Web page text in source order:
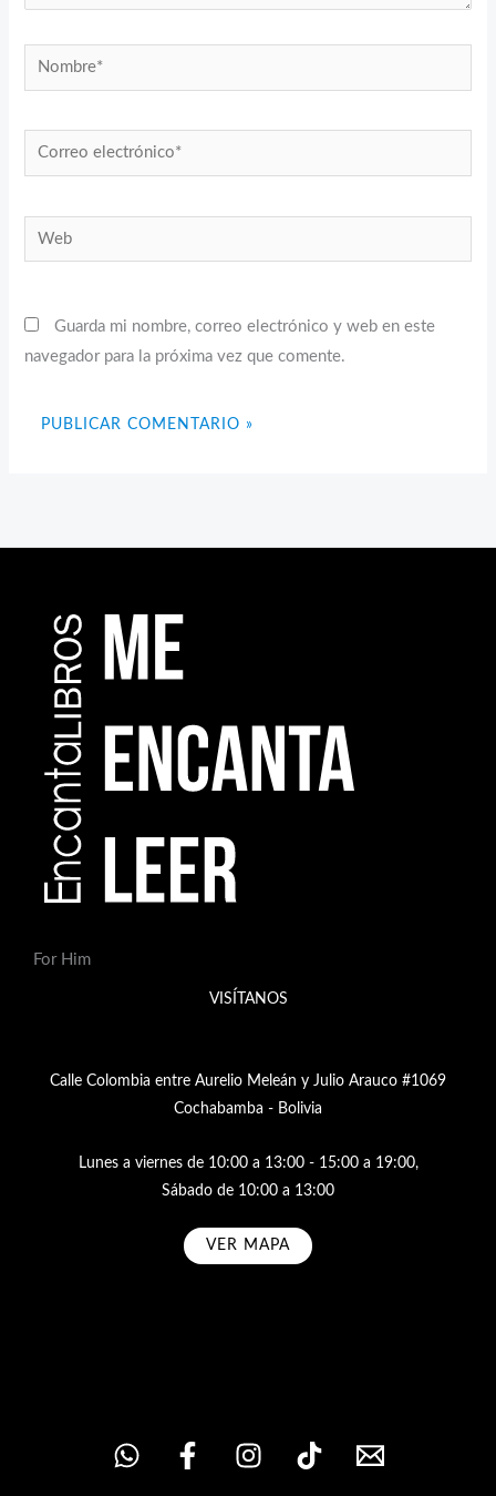
Nombre*
Correo
electrónico*
Web
Guarda mi nombre, correo electrónico y web en este
navegador para la próxima vez que comente.
For Him
VISÍTANOS
Calle Colombia entre Aurelio Meleán y Julio Arauco #1069
Cochabamba - Bolivia
Lunes a viernes de 10:00 a 13:00 - 15:00 a 19:00,
Sábado de 10:00 a 13:00
VER MAPA